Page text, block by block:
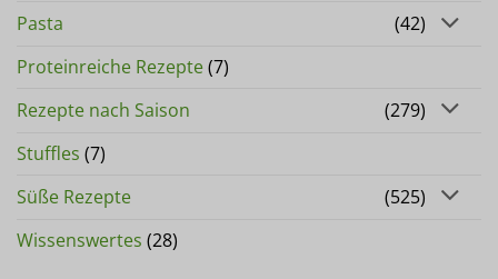
Pasta
(42)
Proteinreiche Rezepte(7)
Rezepte nach Saison
(279)
Stuffles (7)
Süße Rezepte
(525)
Wissenswertes (28)